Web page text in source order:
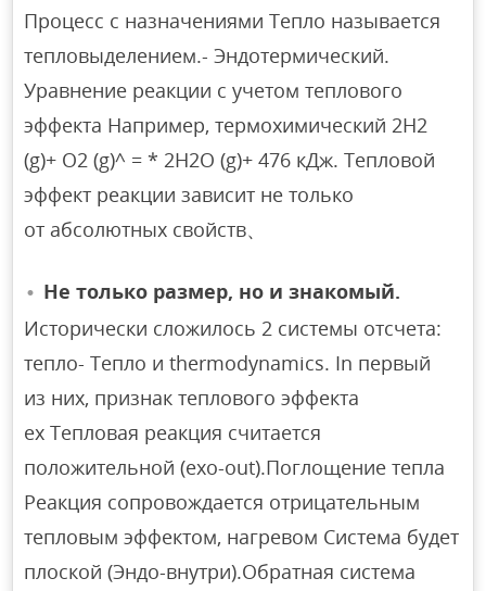
Процесс с назначениями Тепло называется
тепловыделением.- Эндотермический.
Уравнение реакции с учетом теплового
эффекта Например, термохимический 2H2
(g)+ O2 (g)^ = * 2H2O (g)+ 476 кДж. Тепловой
эффект реакции зависит не только
от абсолютных свойств、
Не только размер, но и знакомый.
Исторически сложилось 2 системы отсчета:
тепло- Тепло и thermodynamics. In первый
из них, признак теплового эффекта
ex Тепловая реакция считается
положительной (exo-out).Поглощение тепла
Реакция сопровождается отрицательным
тепловым эффектом, нагревом Система будет
плоской (Эндо-внутри).Обратная система